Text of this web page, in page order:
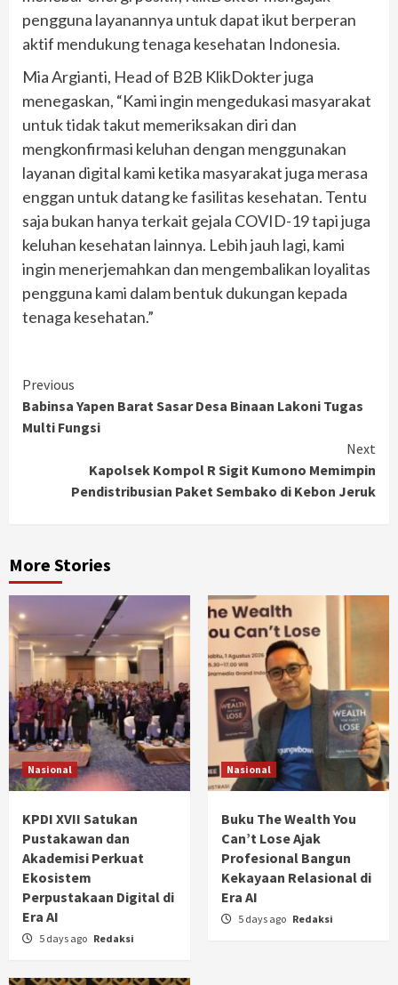
pengguna layanannya untuk dapat ikut berperan
aktif mendukung tenaga kesehatan Indonesia.
Mia Argianti, Head of B2B KlikDokter juga
menegaskan, “Kami ingin mengedukasi masyarakat
untuk tidak takut memeriksakan diri dan
mengkonfirmasi keluhan dengan menggunakan
layanan digital kami ketika masyarakat juga merasa
enggan untuk datang ke fasilitas kesehatan. Tentu
saja bukan hanya terkait gejala COVID-19 tapi juga
keluhan kesehatan lainnya. Lebih jauh lagi, kami
ingin menerjemahkan dan mengembalikan loyalitas
pengguna kami dalam bentuk dukungan kepada
tenaga kesehatan.”
Continue
Reading
Previous
Babinsa Yapen Barat Sasar Desa Binaan Lakoni Tugas
Multi Fungsi
Next
Kapolsek Kompol R Sigit Kumono Memimpin
Pendistribusian Paket Sembako di Kebon Jeruk
More Stories
Nasional
KPDI XVII Satukan
Pustakawan dan
Akademisi Perkuat
Ekosistem
Perpustakaan Digital di
Era AI
5 days ago Redaksi
Nasional
Buku The Wealth You
Can’t Lose Ajak
Profesional Bangun
Kekayaan Relasional di
Era AI
5 days ago Redaksi